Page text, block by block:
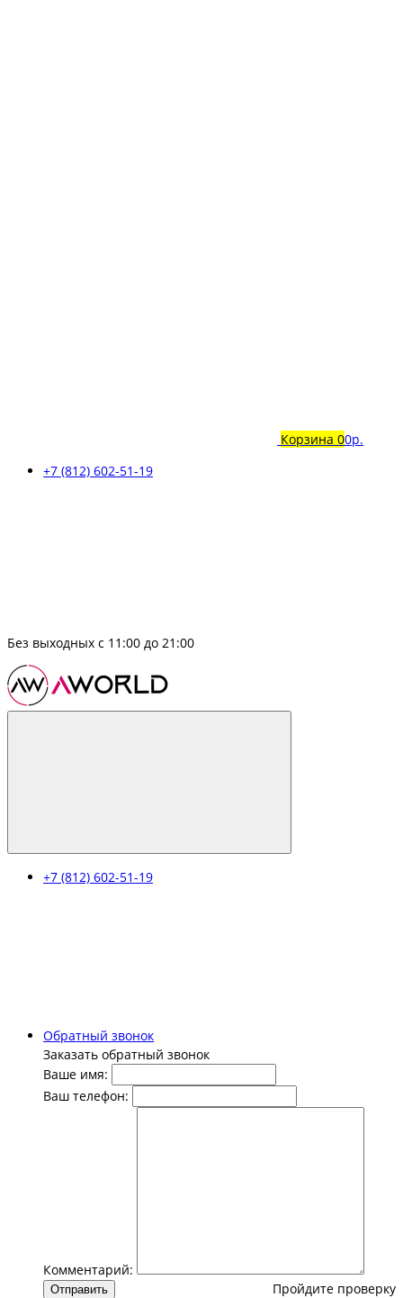
Корзина 00р.
+7 (812) 602-51-19
Без выходных с 11:00 до 21:00
+7 (812) 602-51-19
Обратный звонок
Заказать обратный звонок
Ваше имя:
Ваш телефон:
Комментарий:
Пройдите проверку
Отправить